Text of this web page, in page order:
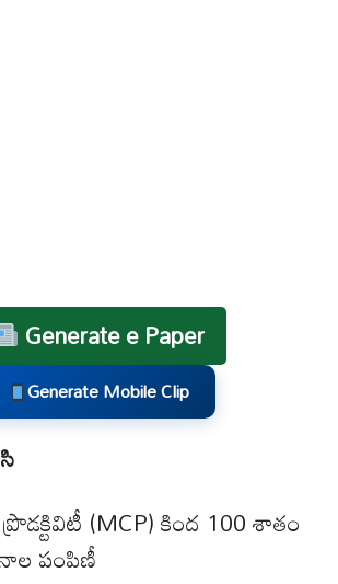
Generate e Paper
Generate Mobile Clip
(MCP) కింద 100 శాతం
పంపిణీ